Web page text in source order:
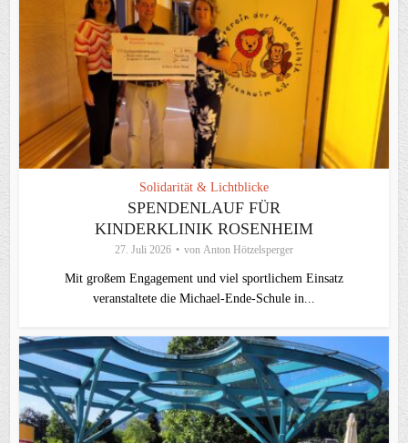
Solidarität & Lichtblicke
SPENDENLAUF FÜR
KINDERKLINIK ROSENHEIM
27. Juli 2026 von Anton Hötzelsperger
Mit großem Engagement und viel sportlichem Einsatz
veranstaltete die Michael-Ende-Schule in...